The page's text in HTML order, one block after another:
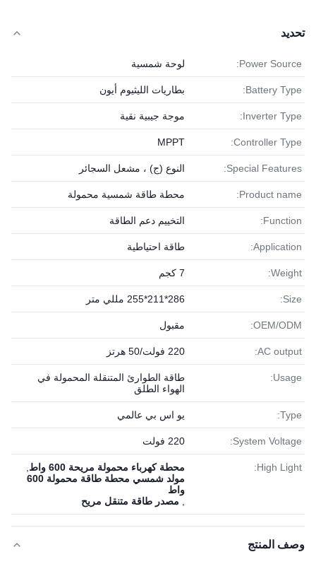
تحديد
Power Source: لوحة شمسية
Battery Type: بطاريات الليثيوم أيون
Inverter Type: موجة جيبية نقية
Controller Type:
MPPT
Special Features: النوع (ج) ، مشعل السجائر
Product name: محطة طاقة شمسية محمولة
Function: التخييم دعم الطاقة
Application: طاقة احتياطية
Weight: 7 كجم
Size: 286*211*255 مللي متر
OEM/ODM: مقبول
AC output: 220 فولت/50 هرتز
Usage:
طاقة الطوارئ المتنقلة المحمولة في
الهواء الطلق
Type: يو اس بي عالمي
System Voltage: 220 فولت
High Light: محطة كهرباء محمولة مريحة 600 واط
مولد شمسي محطة طاقة محمولة 600
واط
مصدر طاقة متنقل مريح
وصف المنتج